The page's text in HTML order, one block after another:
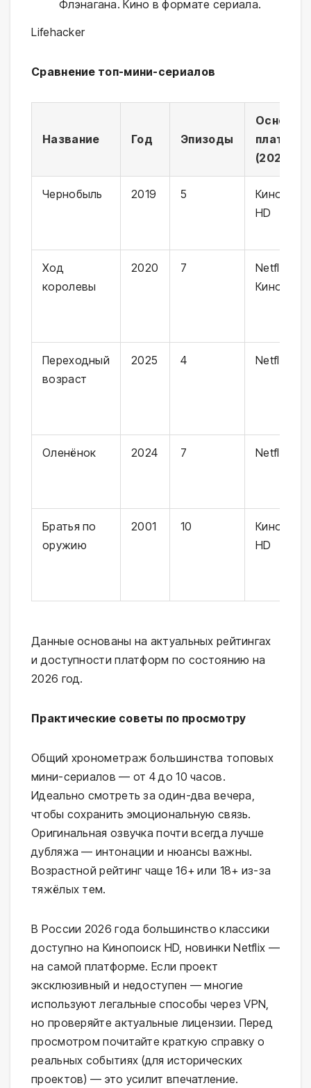
Флэнагана. Кино в формате сериала.
⁠Lifehacker
Сравнение топ-мини-сериалов
Название Год Эпизоды
(2026)
Чернобыль 2019 5
HD
Ход
королевы
2020 7
Netflix /
Переходный
возраст
2025 4 Netflix
Оленёнок 2024 7 Netflix
Братья по
оружию
2001 10
HD
Данные основаны на актуальных рейтингах
и доступности платформ по состоянию на
2026 год.
Практические советы по просмотру
Общий хронометраж большинства топовых
мини-сериалов — от 4 до 10 часов.
Идеально смотреть за один-два вечера,
чтобы сохранить эмоциональную связь.
Оригинальная озвучка почти всегда лучше
дубляжа — интонации и нюансы важны.
Возрастной рейтинг чаще 16+ или 18+ из-за
тяжёлых тем.
В России 2026 года большинство классики
доступно на Кинопоиск HD, новинки Netflix —
на самой платформе. Если проект
эксклюзивный и недоступен — многие
используют легальные способы через VPN,
но проверяйте актуальные лицензии. Перед
просмотром почитайте краткую справку о
реальных событиях (для исторических
проектов) — это усилит впечатление.